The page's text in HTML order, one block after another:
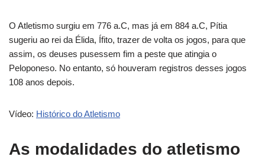
O Atletismo surgiu em 776 a.C, mas já em 884 a.C, Pítia
sugeriu ao rei da Élida, Ífito, trazer de volta os jogos, para que
assim, os deuses pusessem fim a peste que atingia o
Peloponeso. No entanto, só houveram registros desses jogos
108 anos depois.
Vídeo: Histórico do Atletismo
As modalidades do atletismo